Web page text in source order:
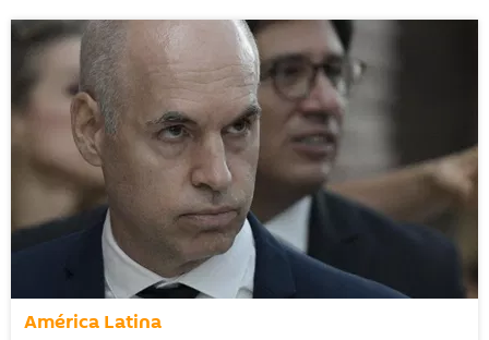
América Latina